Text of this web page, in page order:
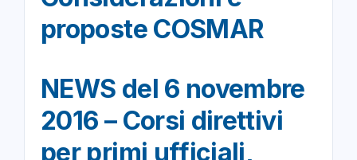
proposte COSMAR
NEWS del 6 novembre
2016 – Corsi direttivi
per primi ufficiali,